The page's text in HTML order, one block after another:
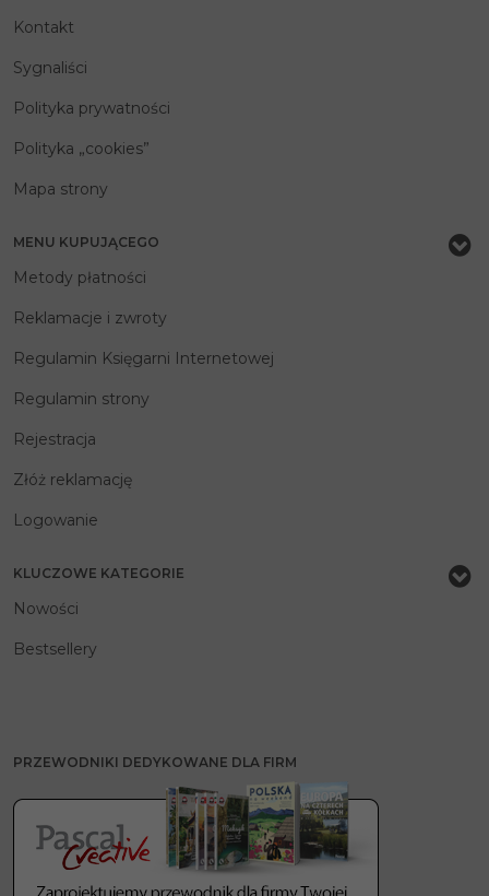
Kontakt
Sygnaliści
Polityka prywatności
Polityka „cookies”
Mapa strony
MENU KUPUJĄCEGO
Metody płatności
Reklamacje i zwroty
Regulamin Księgarni Internetowej
Regulamin strony
Rejestracja
Złóż reklamację
Logowanie
KLUCZOWE KATEGORIE
Nowości
Bestsellery
PRZEWODNIKI DEDYKOWANE DLA FIRM